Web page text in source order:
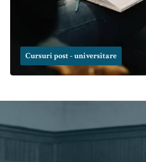
Cursuri post - universitare